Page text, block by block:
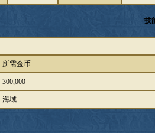
技
所需金币
300,000
海域